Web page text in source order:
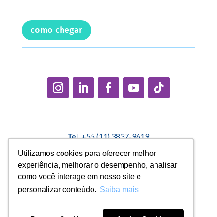
Utilizamos cookies para oferecer melhor
experiência, melhorar o desempenho, analisar
como você interage em nosso site e
personalizar conteúdo. Saiba mais
Utilizamos cookies para oferecer melhor
experiência, melhorar o desempenho, analisar
como você interage em nosso site e
personalizar conteúdo. Saiba mais
como chegar
Tel.+55 (11) 3837-9619
Política Interna de Proteção de Dados |Encarregado de
Dados: Marcelo Correa |
denuncias@casadopequenocidadao.org.br